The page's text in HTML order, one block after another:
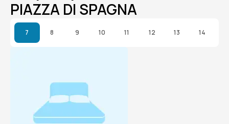
PIAZZA DI SPAGNA
7 8 9 10 11 12 13 14